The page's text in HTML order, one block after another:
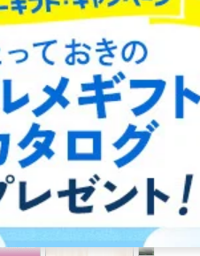
題のジャズ専門誌。読者の皆
年を迎えました。
詳細をみる ＞